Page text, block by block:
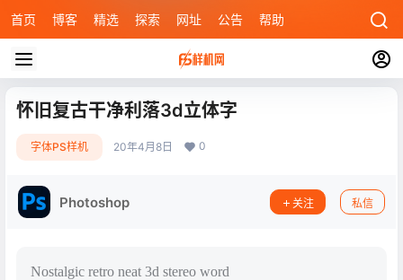
首页 博客 精选 探索 网址 公告 帮助
怀旧复古干净利落3d立体字
字体PS样机 20年4月8日 0
Photoshop 关注 私信
Nostalgic retro neat 3d stereo word